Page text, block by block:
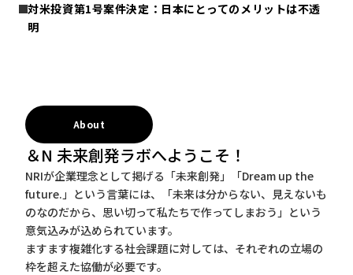
対米投資第1号案件決定：日本にとってのメリットは不透
明
About
＆N 未来創発ラボへようこそ！
NRIが企業理念として掲げる「未来創発」「Dream up the
future.」という言葉には、「未来は分からない、見えないも
のなのだから、思い切って私たちで作ってしまおう」という
意気込みが込められています。
ますます複雑化する社会課題に対しては、それぞれの立場の
枠を超えた協働が必要です。